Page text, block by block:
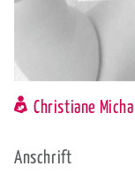
Christiane Micha
An­schrift